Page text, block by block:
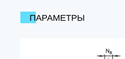
ПАРАМЕТРЫ